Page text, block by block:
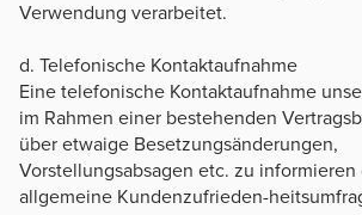
Verwendung verarbeitet.
d. Telefonische Kontaktaufnahme
Eine telefonische Kontaktaufnahme
im Rahmen einer bestehenden
über etwaige Besetzungsänderungen,
Vorstellungsabsagen etc. zu
allgemeine Kundenzufrieden-